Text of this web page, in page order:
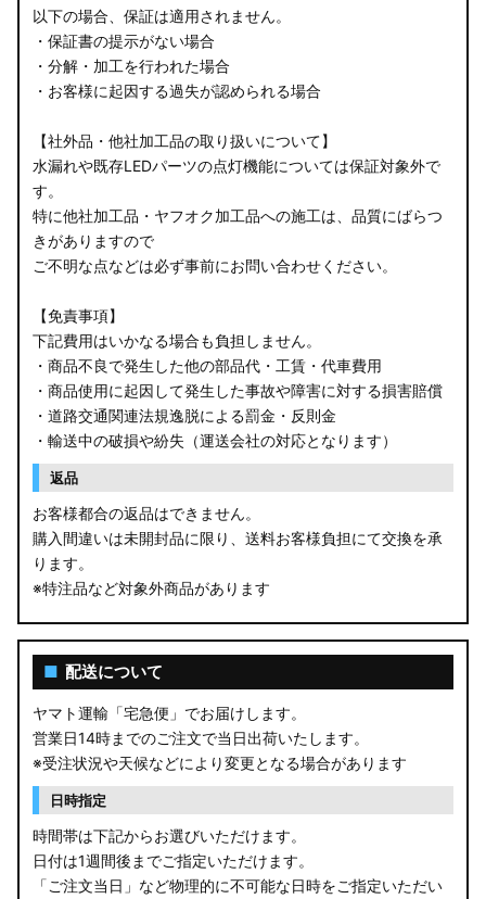
以下の場合、保証は適用されません。
・保証書の提示がない場合
・分解・加工を行われた場合
・お客様に起因する過失が認められる場合
【社外品・他社加工品の取り扱いについて】
水漏れや既存LEDパーツの点灯機能については保証対象外で
す。
特に他社加工品・ヤフオク加工品への施工は、品質にばらつ
きがありますので
ご不明な点などは必ず事前にお問い合わせください。
【免責事項】
下記費用はいかなる場合も負担しません。
・商品不良で発生した他の部品代・工賃・代車費用
・商品使用に起因して発生した事故や障害に対する損害賠償
・道路交通関連法規逸脱による罰金・反則金
・輸送中の破損や紛失（運送会社の対応となります）
返品
お客様都合の返品はできません。
購入間違いは未開封品に限り、送料お客様負担にて交換を承
ります。
※特注品など対象外商品があります
■ 配送について
ヤマト運輸「宅急便」でお届けします。
営業日14時までのご注文で当日出荷いたします。
※受注状況や天候などにより変更となる場合があります
日時指定
時間帯は下記からお選びいただけます。
日付は1週間後までご指定いただけます。
「ご注文当日」など物理的に不可能な日時をご指定いただい